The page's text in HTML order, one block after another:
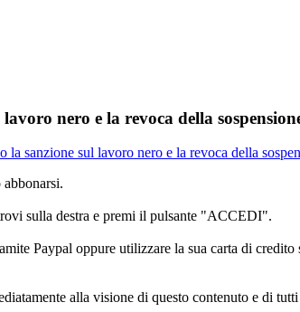
nero e la revoca della
la sanzione sul lavoro nero e la revoca della
sulla destra e premi il pulsante "ACCEDI".
Paypal oppure utilizzare la sua carta di
alla visione di questo contenuto e di